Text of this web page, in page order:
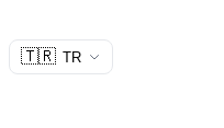
🇹🇷 TR